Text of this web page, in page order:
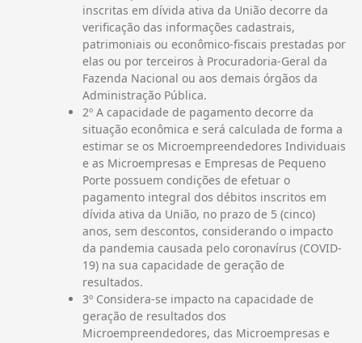
inscritas em dívida ativa da União decorre da
verificação das informações cadastrais,
patrimoniais ou econômico-fiscais prestadas por
elas ou por terceiros à Procuradoria-Geral da
Fazenda Nacional ou aos demais órgãos da
Administração Pública.
2º A capacidade de pagamento decorre da
situação econômica e será calculada de forma a
estimar se os Microempreendedores Individuais
e as Microempresas e Empresas de Pequeno
Porte possuem condições de efetuar o
pagamento integral dos débitos inscritos em
dívida ativa da União, no prazo de 5 (cinco)
anos, sem descontos, considerando o impacto
da pandemia causada pelo coronavírus (COVID-
19) na sua capacidade de geração de
resultados.
3º Considera-se impacto na capacidade de
geração de resultados dos
Microempreendedores, das Microempresas e